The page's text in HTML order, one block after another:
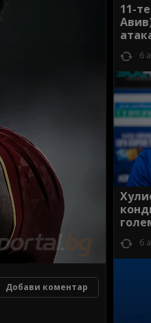
Добави коментар
11-
6
6